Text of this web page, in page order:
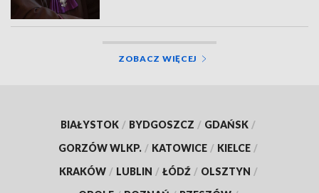
ZOBACZ WIĘCEJ
BIAŁYSTOK / BYDGOSZCZ / GDAŃSK /
GORZÓW WLKP. / KATOWICE / KIELCE /
KRAKÓW / LUBLIN / ŁÓDŹ / OLSZTYN /